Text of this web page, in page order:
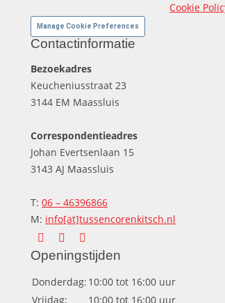
Cookie
Manage Cookie Preferences
Contactinformatie
Bezoekadres
Keucheniusstraat 23
3144 EM Maassluis
Correspondentieadres
Johan Evertsenlaan 15
3143 AJ Maassluis
T: 06 – 46396866
M: info[at]tussencorenkitsch.nl
Vind ons op:
Facebook
page
opens
in
X
page
opens
in
Instagram
page
opens
in
Openingstijden
Donderdag: 10:00 tot 16:00 uur
Vrijdag:
10:00 tot 16:00 uur